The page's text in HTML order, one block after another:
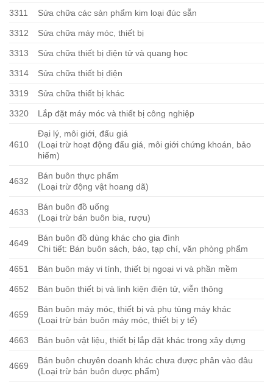
3311 Sửa chữa các sản phẩm kim loại đúc sẵn
3312 Sửa chữa máy móc, thiết bị
3313 Sửa chữa thiết bị điện tử và quang học
3314 Sửa chữa thiết bị điện
3319 Sửa chữa thiết bị khác
3320 Lắp đặt máy móc và thiết bị công nghiệp
4610
Đại lý, môi giới, đấu giá
(Loại trừ hoạt động đấu giá, môi giới chứng khoán, bảo
hiểm)
4632
Bán buôn thực phẩm
(Loại trừ động vật hoang dã)
4633
Bán buôn đồ uống
(Loại trừ bán buôn bia, rượu)
4649
Bán buôn đồ dùng khác cho gia đình
Chi tiết: Bán buôn sách, báo, tạp chí, văn phòng phẩm
4651 Bán buôn máy vi tính, thiết bị ngoại vi và phần mềm
4652 Bán buôn thiết bị và linh kiện điện tử, viễn thông
4659
Bán buôn máy móc, thiết bị và phụ tùng máy khác
(Loại trừ bán buôn máy móc, thiết bị y tế)
4663 Bán buôn vật liệu, thiết bị lắp đặt khác trong xây dựng
4669
Bán buôn chuyên doanh khác chưa được phân vào đâu
(Loại trừ bán buôn dược phẩm)